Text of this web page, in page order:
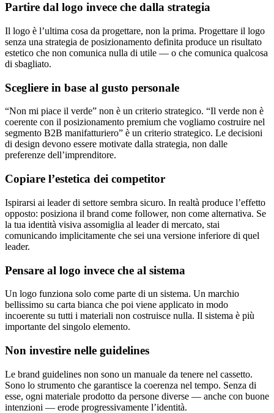
Partire dal logo invece che dalla strategia
Il logo è l’ultima cosa da progettare, non la prima. Progettare il logo
senza una strategia de posizionamento definita produce un risultato
estetico che non comunica nulla di utile — o che comunica qualcosa
di sbagliato.
Scegliere in base al gusto personale
“Non mi piace il verde” non è un criterio strategico. “Il verde non è
coerente con il posizionamento premium che vogliamo costruire nel
segmento B2B manifatturiero” è un criterio strategico. Le decisioni
di design devono essere motivate dalla strategia, non dalle
preferenze dell’imprenditore.
Copiare l’estetica dei competitor
Ispirarsi ai leader di settore sembra sicuro. In realtà produce l’effetto
opposto: posiziona il brand come follower, non come alternativa. Se
la tua identità visiva assomiglia al leader di mercato, stai
comunicando implicitamente che sei una versione inferiore di quel
leader.
Pensare al logo invece che al sistema
Un logo funziona solo come parte di un sistema. Un marchio
bellissimo su carta bianca che poi viene applicato in modo
incoerente su tutti i materiali non costruisce nulla. Il sistema è più
importante del singolo elemento.
Non investire nelle guidelines
Le brand guidelines non sono un manuale da tenere nel cassetto.
Sono lo strumento che garantisce la coerenza nel tempo. Senza di
esse, ogni materiale prodotto da persone diverse — anche con buone
intenzioni — erode progressivamente l’identità.